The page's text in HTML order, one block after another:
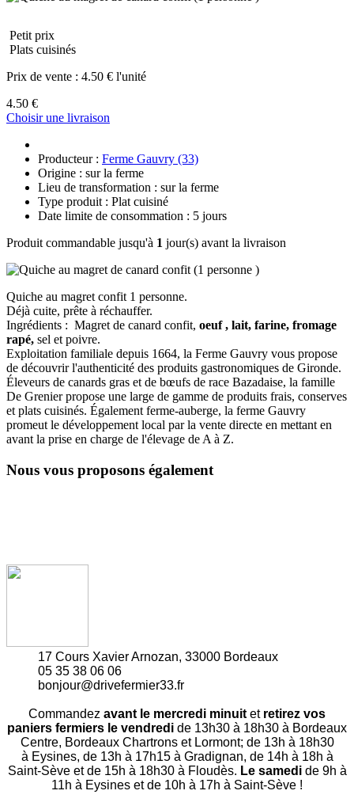
Petit prix
Plats cuisinés
Prix de vente : 4.50 € l'unité
4.50 €
Choisir une livraison
Producteur : Ferme Gauvry (33)
Origine : sur la ferme
Lieu de transformation : sur la ferme
Type produit : Plat cuisiné
Date limite de consommation : 5 jours
Produit commandable jusqu'à 1 jour(s) avant la livraison
Quiche au magret confit 1 personne.
Déjà cuite, prête à réchauffer.
Ingrédients : Magret de canard confit, oeuf , lait, farine, fromage
rapé, sel et poivre.
Exploitation familiale depuis 1664, la Ferme Gauvry vous propose
de découvrir l'authenticité des produits gastronomiques de Gironde.
Éleveurs de canards gras et de bœufs de race Bazadaise, la famille
De Grenier propose une large de gamme de produits frais, conserves
et plats cuisinés. Également ferme-auberge, la ferme Gauvry
promeut le développement local par la vente directe en mettant en
avant la prise en charge de l'élevage de A à Z.
Nous vous proposons également
17 Cours Xavier Arnozan, 33000 Bordeaux
05 35 38 06 06
bonjour@drivefermier33.fr
Commandez avant le mercredi minuit et retirez vos
paniers fermiers le vendredi de 13h30 à 18h30 à Bordeaux
Centre, Bordeaux Chartrons et Lormont; de 13h à 18h30
à Eysines, de 13h à 17h15 à Gradignan, de 14h à 18h à
Saint-Sève et de 15h à 18h30 à Floudès. Le samedi de 9h à
11h à Eysines et de 10h à 17h à Saint-Sève !